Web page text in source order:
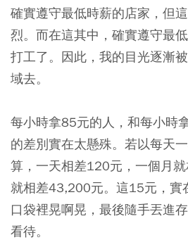
確實遵守最低時薪的店家，但
烈。而在這其中，確實遵守最
打工了。因此，我的目光逐漸
域去。
每小時拿85元的人，和每小時
的差別實在太懸殊。若以每天
算，一天相差120元，一個月
就相差43,200元。這15元，實
口袋裡晃啊晃，最後隨手丟進
看待。